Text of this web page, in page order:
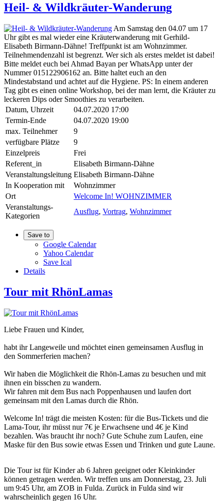
Heil- & Wildkräuter-Wanderung
Am Samstag den 04.07 um 17
Uhr gibt es mal wieder eine Kräuterwanderung mit Gerhild-
Elisabeth Birmann-Dähne! Treffpunkt ist am Wohnzimmer.
Teilnehmendenzahl ist begrenzt. Wer sich als erstes meldet ist dabei!
Bitte meldet euch bei Ahmad Bayan per WhatsApp unter der
Nummer 015122906162 an. Bitte haltet euch an den
Mindestabstand und achtet auf die Hygiene. PS: In einem anderen
Tag gibt es einen online Workshop, bei der man lernt, die Kräuter zu
leckeren Dips oder Smoothies zu verarbeiten.
Datum, Uhrzeit
04.07.2020 17:00
Termin-Ende
04.07.2020 19:00
max. Teilnehmer
9
verfügbare Plätze
9
Einzelpreis
Frei
Referent_in
Elisabeth Birmann-Dähne
Veranstaltungsleitung Elisabeth Birmann-Dähne
In Kooperation mit
Wohnzimmer
Ort
Welcome In! WOHNZIMMER
Veranstaltungs-
Kategorien
Ausflug, Vortrag, Wohnzimmer
Save to
Google Calendar
Yahoo Calendar
Save Ical
Details
Tour mit RhönLamas
Liebe Frauen und Kinder,
habt ihr Langeweile und möchtet einen gemeinsamen Ausflug in
den Sommerferien machen?
Wir haben die Möglichkeit die Rhön-Lamas zu besuchen und mit
ihnen ein bisschen zu wandern.
Wir fahren mit dem Bus nach Poppenhausen und laufen dort
gemeinsam mit den Lamas durch die Rhön.
Welcome In! trägt die meisten Kosten: für die Bus-Tickets und die
Lama-Tour, ihr müsst nur 7€ je Erwachsene und 4€ je Kind
bezahlen. Was braucht ihr noch? Gute Schuhe zum Laufen, eine
Maske für den Bus sowie etwas Essen und Trinken und gute Laune.
Die Tour ist für Kinder ab 6 Jahren geeignet oder Kleinkinder
können getragen werden. Wir treffen uns am Donnerstag, 23. Juli
um 9:45 Uhr, am ZOB in Fulda. Zurück in Fulda sind wir
wahrscheinlich gegen 16 Uhr.